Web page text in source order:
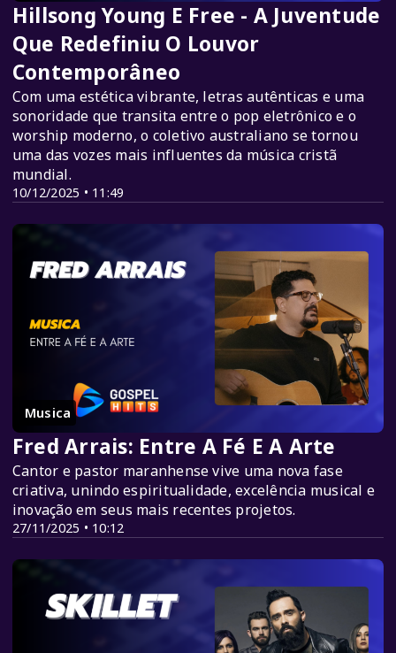
10/12/2025 • 11:49
Hillsong Young E Free - A Juventude
Que Redefiniu O Louvor
Contemporâneo
Com uma estética vibrante, letras autênticas e uma
sonoridade que transita entre o pop eletrônico e o
worship moderno, o coletivo australiano se tornou
uma das vozes mais influentes da música cristã
mundial.
Musica
27/11/2025 • 10:12
Fred Arrais: Entre A Fé E A Arte
Cantor e pastor maranhense vive uma nova fase
criativa, unindo espiritualidade, excelência musical e
inovação em seus mais recentes projetos.